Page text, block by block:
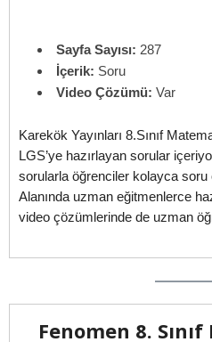
Sayfa Sayısı: 287
İçerik: Soru
Video Çözümü: Var
Karekök Yayınları 8.Sınıf
LGS’ye hazırlayan sorular
sorularla öğrenciler kolayca soru
Alanında uzman eğitmenlerce
video çözümlerinde de uzman
Fenomen 8.